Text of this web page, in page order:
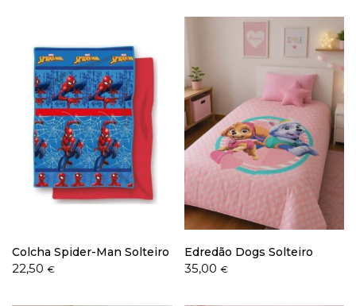
Colcha Spider-Man Solteiro
22,50 €
Edredão Dogs Solteiro
35,00 €